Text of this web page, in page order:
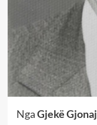
NgaGjekë Gjonaj